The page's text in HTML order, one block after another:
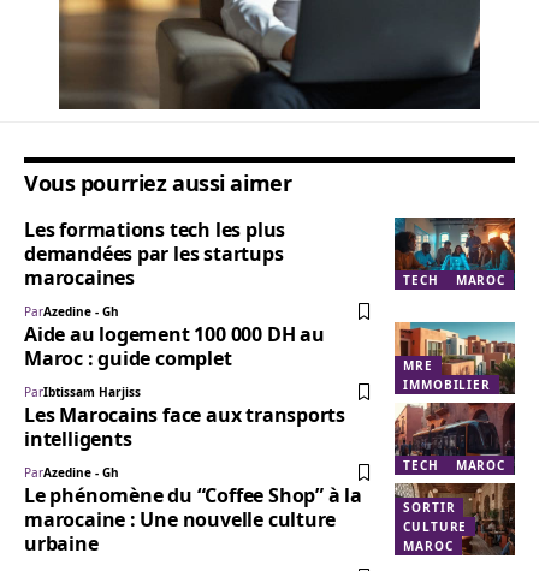
Vous pourriez aussi aimer
TECH MAROC
Les formations tech les plus
demandées par les startups
marocaines
ParAzedine - Gh
MRE
IMMOBILIER
Aide au logement 100 000 DH au
Maroc : guide complet
ParIbtissam Harjiss
TECH MAROC
Les Marocains face aux transports
intelligents
ParAzedine - Gh
SORTIR
CULTURE
MAROC
Le phénomène du “Coffee Shop” à la
marocaine : Une nouvelle culture
urbaine